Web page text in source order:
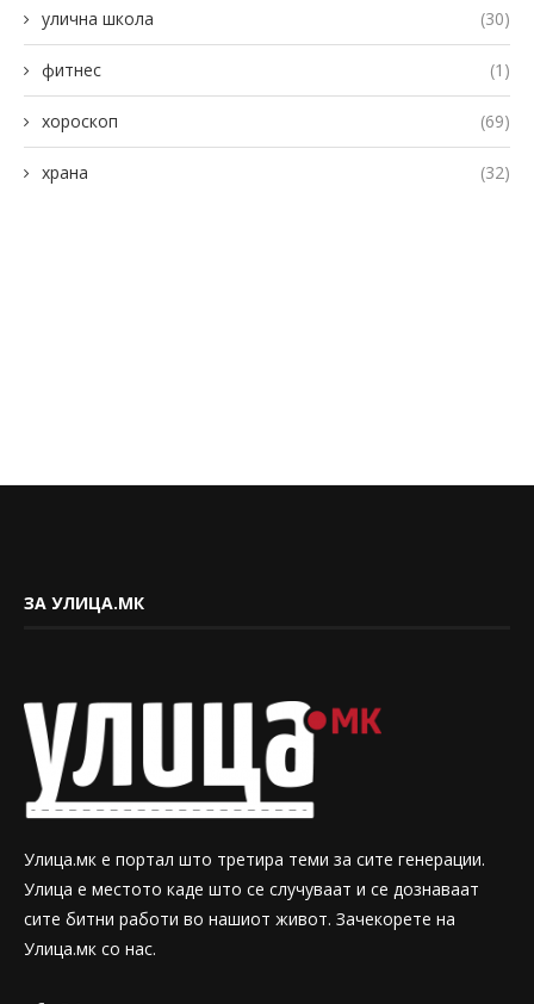
улична школа (30)
фитнес (1)
хороскоп (69)
храна (32)
ЗА УЛИЦА.МК
Улица.мк е портал што третира теми за сите генерации.
Улица е местото каде што се случуваат и се дознаваат
сите битни работи во нашиот живот. Зачекорете на
Улица.мк со нас.